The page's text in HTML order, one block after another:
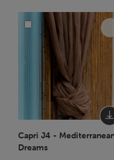
Capri J4 -
Dreams